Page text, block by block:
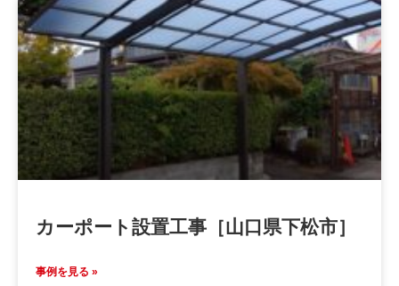
カーポート設置工事［山口県下松市］
事例を見る »